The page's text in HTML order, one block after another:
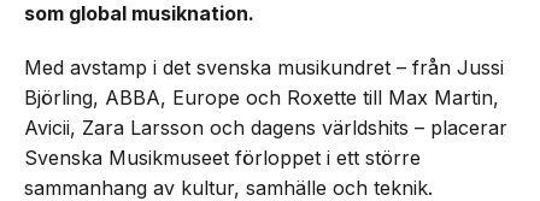
som global musiknation.
Med avstamp i det svenska musikundret – från Jussi
Björling, ABBA, Europe och Roxette till Max Martin,
Avicii, Zara Larsson och dagens världshits – placerar
Svenska Musikmuseet förloppet i ett större
sammanhang av kultur, samhälle och teknik.